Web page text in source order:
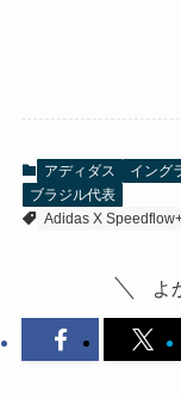
アディダス イング
ブラジル代表
Adidas X
よ